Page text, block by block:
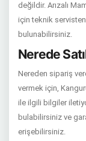
değildir. Arızalı
için teknik servisten
bulunabilirsiniz.
Nerede
Nereden sipariş
vermek için,
ile ilgili bilgiler
bulabilirsiniz ve
erişebilirsiniz.